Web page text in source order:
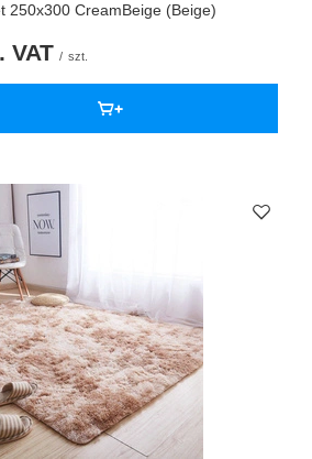
250x300 CreamBeige (Beige)
VAT / szt.